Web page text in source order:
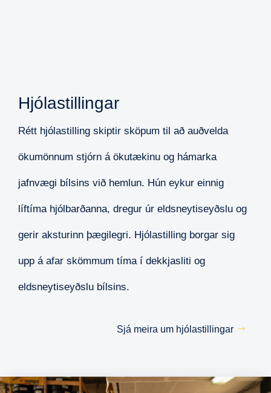
Hjólastillingar
Rétt hjólastilling skiptir sköpum til að auðvelda
ökumönnum stjórn á ökutækinu og hámarka
jafnvægi bílsins við hemlun. Hún eykur einnig
líftíma hjólbarðanna, dregur úr eldsneytiseyðslu og
gerir aksturinn þægilegri. Hjólastilling borgar sig
upp á afar skömmum tíma í dekkjasliti og
eldsneytiseyðslu bílsins.
Sjá meira um hjólastillingar